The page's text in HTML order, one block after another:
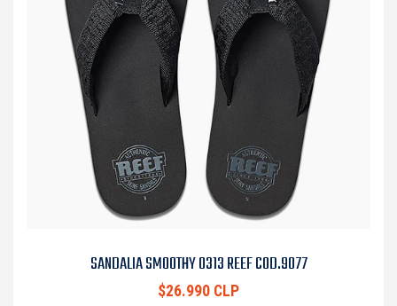
SANDALIA SMOOTHY 0313 REEF COD.9077
$26.990 CLP